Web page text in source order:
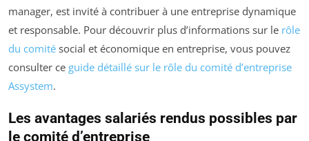
manager, est invité à contribuer à une entreprise dynamique
et responsable. Pour découvrir plus d’informations sur le rôle
du comité social et économique en entreprise, vous pouvez
consulter ce guide détaillé sur le rôle du comité d’entreprise
Assystem.
Les avantages salariés rendus possibles par
le comité d’entreprise